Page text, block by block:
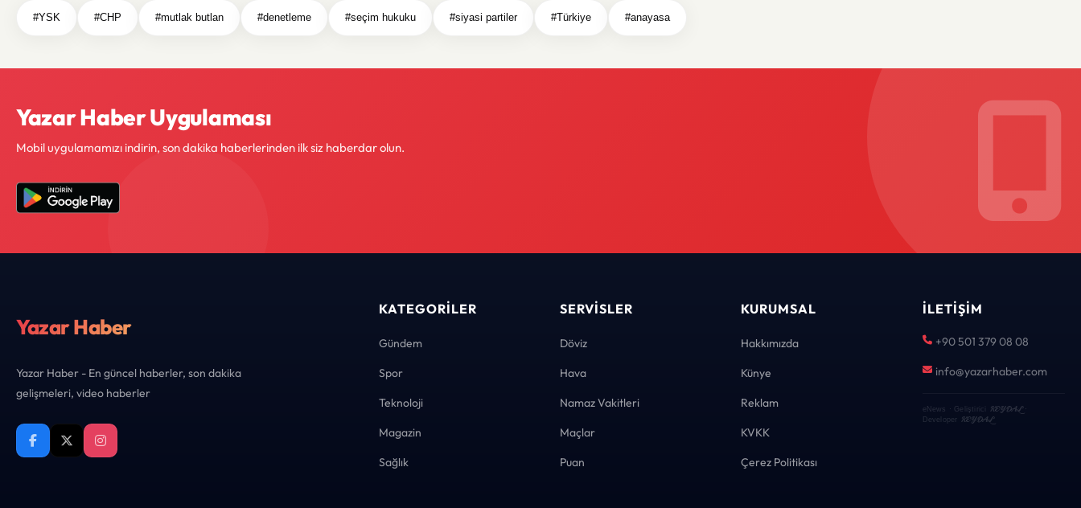
#YSK #CHP #mutlak butlan #denetleme #seçim hukuku #siyasi partiler #Türkiye #anayasa
Yazar Haber Uygulaması
Mobil uygulamamızı indirin, son dakika haberlerinden ilk siz haberdar olun.
Yazar Haber
Yazar Haber - En güncel haberler, son dakika
gelişmeleri, video haberler
KATEGORILER
Gündem
Spor
Teknoloji
Magazin
Sağlık
SERVISLER
Döviz
Hava
Namaz Vakitleri
Maçlar
Puan
KURUMSAL
Hakkımızda
Künye
Reklam
KVKK
Çerez Politikası
İLETIŞIM
+90 501 379 08 08
info@yazarhaber.com
eNews · Geliştirici KEYDAL·
Developer KEYDAL